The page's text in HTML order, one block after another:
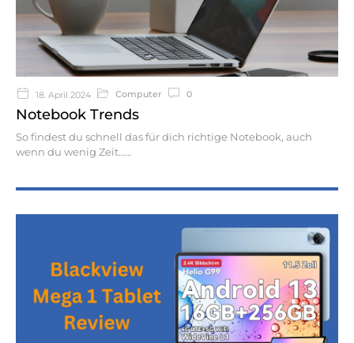
18. April 2024 Computer 0
Notebook Trends
So findest du schnell das für dich richtige Notebook, auch
wenn du wenig Zeit…